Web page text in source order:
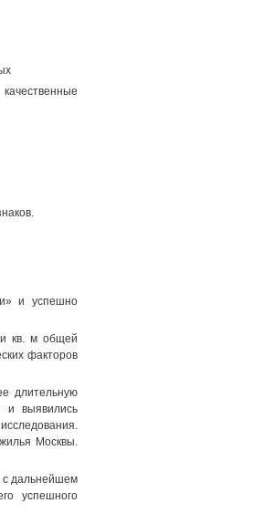
и успешно
кв. м общей
факторов
длительную
и выявились
Москвы.
с дальнейшем
успешного